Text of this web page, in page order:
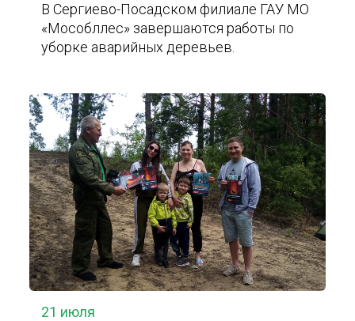
В Сергиево-Посадском филиале ГАУ МО
«Мособллес» завершаются работы по
уборке аварийных деревьев.
21 июля